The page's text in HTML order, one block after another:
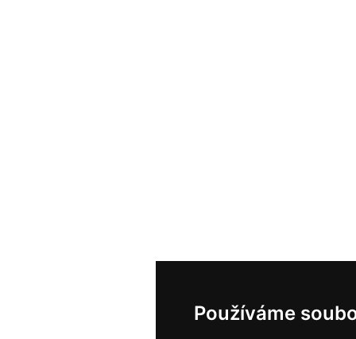
Používáme